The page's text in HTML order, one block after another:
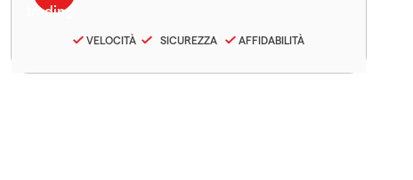
VELOCITÀ SICUREZZA AFFIDABILITÀ